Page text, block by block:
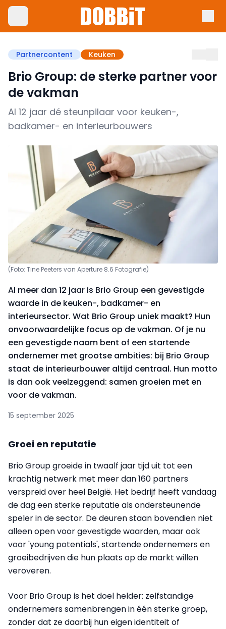
Partnercontent Keuken
Brio Group: de sterke partner voor
de vakman
Al 12 jaar dé steunpilaar voor keuken-,
badkamer- en interieurbouwers
(Foto: Tine Peeters van Aperture 8.6 Fotografie)
Al meer dan 12 jaar is Brio Group een gevestigde
waarde in de keuken-, badkamer- en
interieursector. Wat Brio Group uniek maakt? Hun
onvoorwaardelijke focus op de vakman. Of je nu
een gevestigde naam bent of een startende
ondernemer met grootse ambities: bij Brio Group
staat de interieurbouwer altijd centraal. Hun motto
is dan ook veelzeggend: samen groeien met en
voor de vakman.
15 september 2025
Groei en reputatie
Brio Group groeide in twaalf jaar tijd uit tot een
krachtig netwerk met meer dan 160 partners
verspreid over heel België. Het bedrijf heeft vandaag
de dag een sterke reputatie als ondersteunende
speler in de sector. De deuren staan bovendien niet
alleen open voor gevestigde waarden, maar ook
voor 'young potentials', startende ondernemers en
groeibedrijven die hun plaats op de markt willen
veroveren.
Voor Brio Group is het doel helder: zelfstandige
ondernemers samenbrengen in één sterke groep,
zonder dat ze daarbij hun eigen identiteit of